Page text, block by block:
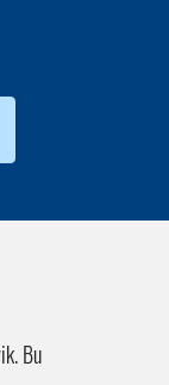
Bu